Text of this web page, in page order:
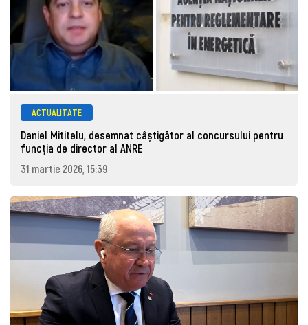
ACTUALITATE
Daniel Mititelu, desemnat câștigător al concursului pentru
funcția de director al ANRE
31 martie 2026, 15:39